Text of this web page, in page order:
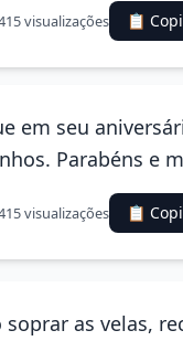
visualizações 📋
em seu
Parabéns e
visualizações 📋
soprar as velas,